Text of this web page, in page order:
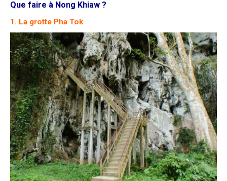
Que faire à Nong Khiaw ?
1. La grotte Pha Tok